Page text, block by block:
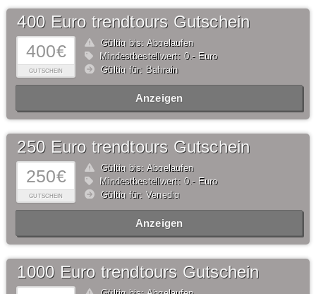
400€
GUTSCHEIN
400 Euro trendtours Gutschein
Gültig bis: Abgelaufen
Mindestbestellwert: 0,- Euro
Gültig für: Bahrain
Anzeigen
250€
GUTSCHEIN
250 Euro trendtours Gutschein
Gültig bis: Abgelaufen
Mindestbestellwert: 0,- Euro
Gültig für: Venedig
Anzeigen
1000 Euro trendtours Gutschein